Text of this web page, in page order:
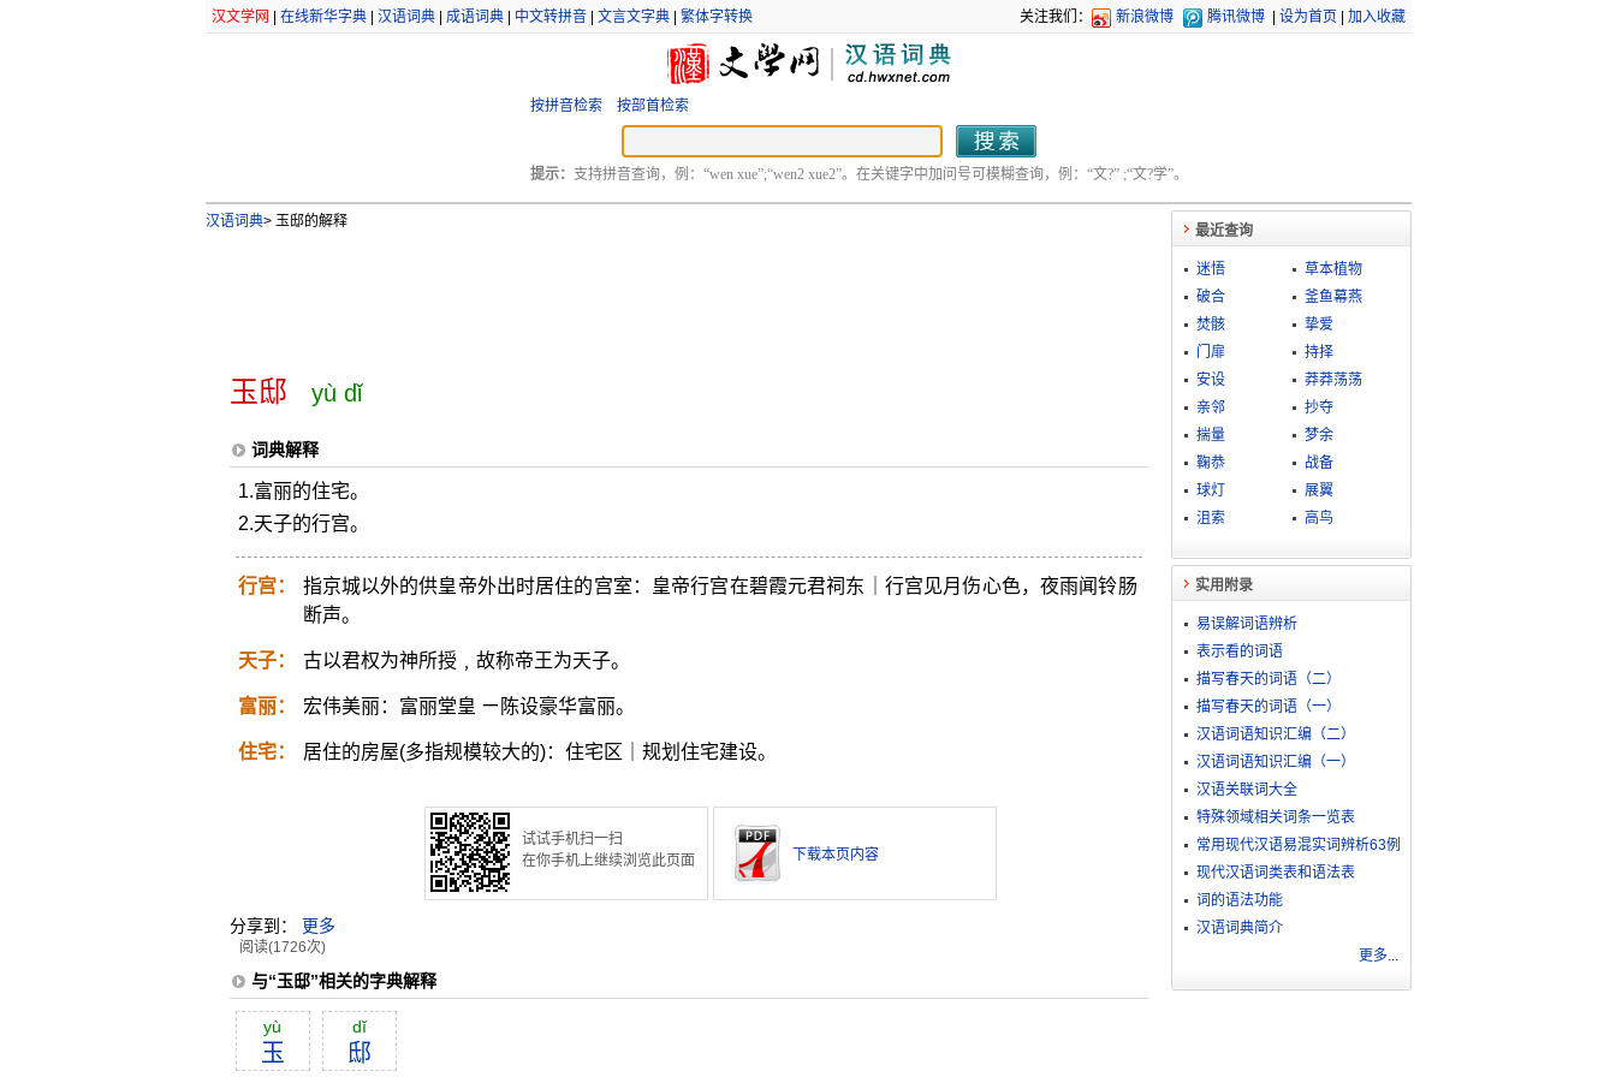
汉文学网 在线新华字典| 汉语词典| 成语词典| 中文转拼音| 文言文字典| 繁体字转换 关注我们： 新浪微博 腾讯微博 设为首页 加入收藏
按拼音检索 按部首检索
提示： 支持拼音查询，例：“wen xue”;“wen2 xue2”。在关键字中加问号可模糊查询，例：“文?” ;“文?学”。
汉语词典>玉邸的解释
玉邸 yù dǐ
词典解释
1.富丽的住宅。
2.天子的行宫。
行宫：
指京城以外的供皇帝外出时居住的宫室：皇帝行宫在碧霞元君祠东｜行宫见月伤心色，夜雨闻铃肠
断声。
天子： 古以君权为神所授﹐故称帝王为天子。
富丽： 宏伟美丽：富丽堂皇 ㄧ陈设豪华富丽。
住宅： 居住的房屋(多指规模较大的)：住宅区｜规划住宅建设。
试试手机扫一扫
在你手机上继续浏览此页面
下载本页内容
分享到： 更多
阅读(1726次)
与“玉邸”相关的字典解释
yù
玉
dĭ
邸
最近查询
迷悟
草本植物
破合
釜鱼幕燕
焚骸
挚爱
门扉
持择
安设
莽莽荡荡
亲邻
抄夺
揣量
梦余
鞠恭
战备
球灯
展翼
沮索
高鸟
实用附录
易误解词语辨析
表示看的词语
描写春天的词语（二）
描写春天的词语（一）
汉语词语知识汇编（二）
汉语词语知识汇编（一）
汉语关联词大全
特殊领域相关词条一览表
常用现代汉语易混实词辨析63例
现代汉语词类表和语法表
词的语法功能
汉语词典简介
更多...